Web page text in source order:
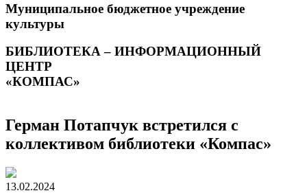
Муниципальное бюджетное учреждение
культуры
БИБЛИОТЕКА – ИНФОРМАЦИОННЫЙ
ЦЕНТР
«КОМПАС»
Герман Потапчук встретился с
коллективом библиотеки «Компас»
13.02.2024